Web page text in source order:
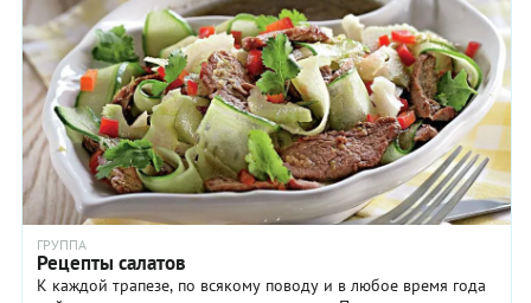
ГРУППА
Рецепты салатов
К каждой трапезе, по всякому поводу и в любое время года